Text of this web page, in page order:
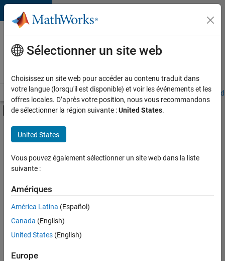
Passer au contenu
Votre
carrière
chez
Accueil Explorer nos opportunités Adresses de nos bureaux
Activer/désactiver l'affichage du menu
Contenu principal
FILTRER PAR
Support avancé
Gestion des programmes
Ingénierie de la qualité
Enregistrer
sélectionnées
Sélectionner un site web
Choisissez un site web pour accéder au contenu traduit dans
votre langue (lorsqu'il est disponible) et voir les événements et les
offres locales. D’après votre position, nous vous recommandons
de sélectionner la région suivante :United States.
United States
Vous pouvez également sélectionner un site web dans la liste
suivante :
Amériques
América Latina (Español)
Canada (English)
United States (English)
Europe